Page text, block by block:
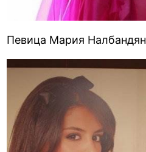
Певица Мария Налбандян